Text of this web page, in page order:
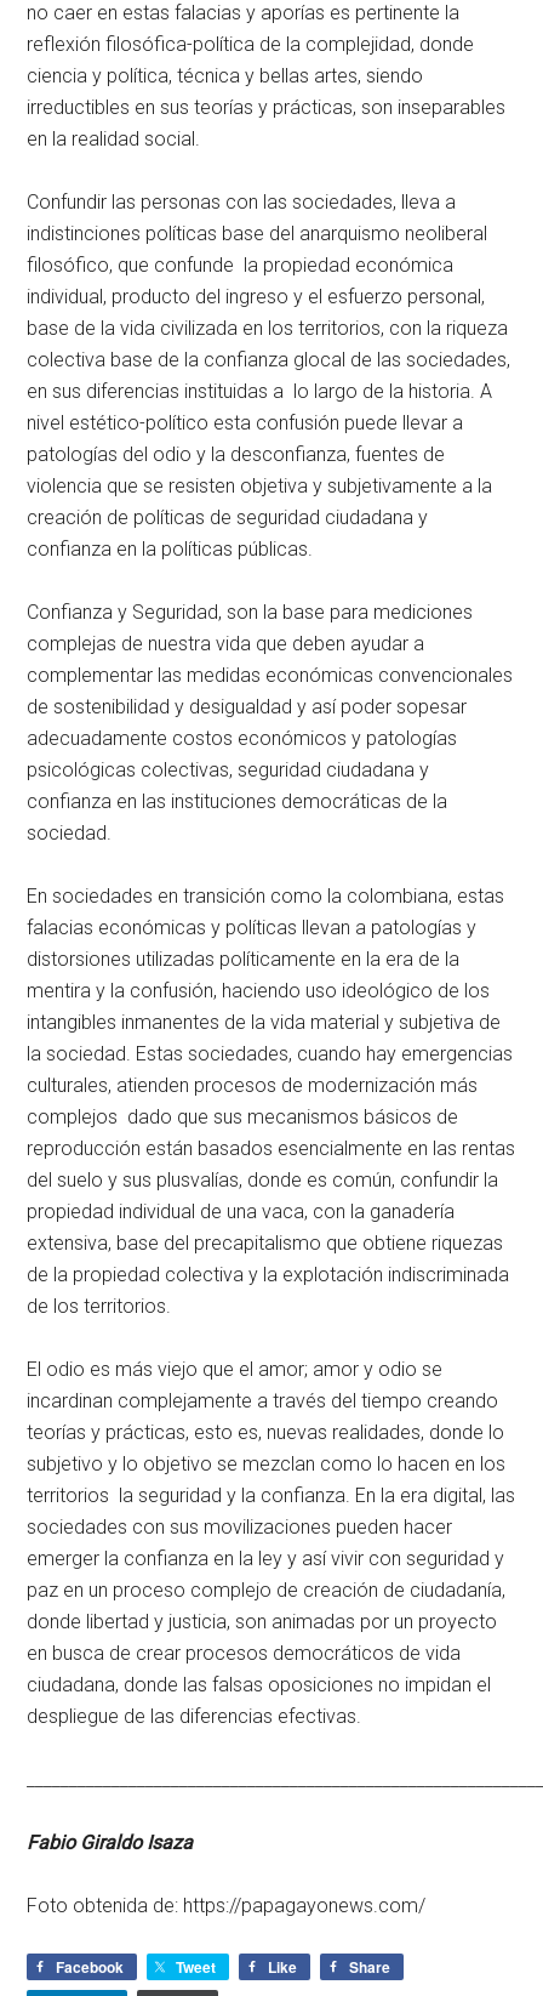
no caer en estas falacias y aporías es pertinente la
reflexión filosófica-política de la complejidad, donde
ciencia y política, técnica y bellas artes, siendo
irreductibles en sus teorías y prácticas, son inseparables
en la realidad social.
Confundir las personas con las sociedades, lleva a
indistinciones políticas base del anarquismo neoliberal
filosófico, que confunde la propiedad económica
individual, producto del ingreso y el esfuerzo personal,
base de la vida civilizada en los territorios, con la riqueza
colectiva base de la confianza glocal de las sociedades,
en sus diferencias instituidas a lo largo de la historia. A
nivel estético-político esta confusión puede llevar a
patologías del odio y la desconfianza, fuentes de
violencia que se resisten objetiva y subjetivamente a la
creación de políticas de seguridad ciudadana y
confianza en la políticas públicas.
Confianza y Seguridad, son la base para mediciones
complejas de nuestra vida que deben ayudar a
complementar las medidas económicas convencionales
de sostenibilidad y desigualdad y así poder sopesar
adecuadamente costos económicos y patologías
psicológicas colectivas, seguridad ciudadana y
confianza en las instituciones democráticas de la
sociedad.
En sociedades en transición como la colombiana, estas
falacias económicas y políticas llevan a patologías y
distorsiones utilizadas políticamente en la era de la
mentira y la confusión, haciendo uso ideológico de los
intangibles inmanentes de la vida material y subjetiva de
la sociedad. Estas sociedades, cuando hay emergencias
culturales, atienden procesos de modernización más
complejos dado que sus mecanismos básicos de
reproducción están basados esencialmente en las rentas
del suelo y sus plusvalías, donde es común, confundir la
propiedad individual de una vaca, con la ganadería
extensiva, base del precapitalismo que obtiene riquezas
de la propiedad colectiva y la explotación indiscriminada
de los territorios.
El odio es más viejo que el amor; amor y odio se
incardinan complejamente a través del tiempo creando
teorías y prácticas, esto es, nuevas realidades, donde lo
subjetivo y lo objetivo se mezclan como lo hacen en los
territorios la seguridad y la confianza. En la era digital, las
sociedades con sus movilizaciones pueden hacer
emerger la confianza en la ley y así vivir con seguridad y
paz en un proceso complejo de creación de ciudadanía,
donde libertad y justicia, son animadas por un proyecto
en busca de crear procesos democráticos de vida
ciudadana, donde las falsas oposiciones no impidan el
despliegue de las diferencias efectivas.
Fabio Giraldo Isaza
Foto obtenida de: https://papagayonews.com/
Facebook Tweet Like
Share